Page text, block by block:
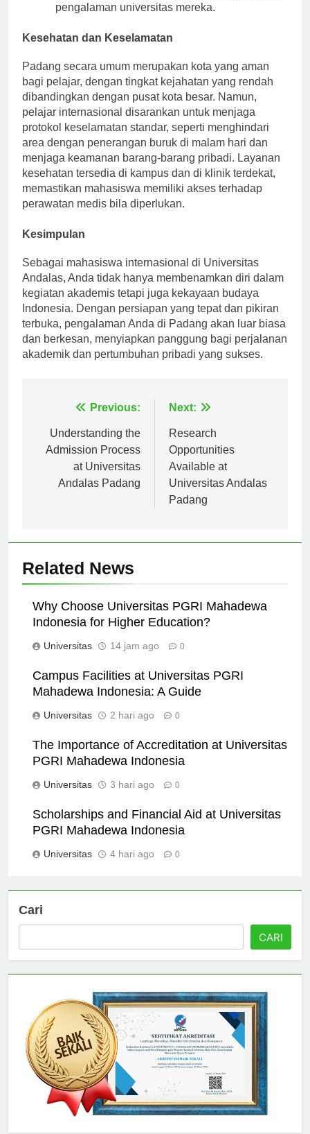
pengalaman universitas mereka.
Kesehatan dan Keselamatan
Padang secara umum merupakan kota yang aman
bagi pelajar, dengan tingkat kejahatan yang rendah
dibandingkan dengan pusat kota besar. Namun,
pelajar internasional disarankan untuk menjaga
protokol keselamatan standar, seperti menghindari
area dengan penerangan buruk di malam hari dan
menjaga keamanan barang-barang pribadi. Layanan
kesehatan tersedia di kampus dan di klinik terdekat,
memastikan mahasiswa memiliki akses terhadap
perawatan medis bila diperlukan.
Kesimpulan
Sebagai mahasiswa internasional di Universitas
Andalas, Anda tidak hanya membenamkan diri dalam
kegiatan akademis tetapi juga kekayaan budaya
Indonesia. Dengan persiapan yang tepat dan pikiran
terbuka, pengalaman Anda di Padang akan luar biasa
dan berkesan, menyiapkan panggung bagi perjalanan
akademik dan pertumbuhan pribadi yang sukses.
Navigasi
pos
Previous:
Understanding the
Admission Process
at Universitas
Andalas Padang
Next:
Research
Opportunities
Available at
Universitas Andalas
Padang
Related News
Why Choose Universitas PGRI Mahadewa
Indonesia for Higher Education?
Universitas 14 jam ago 0
Campus Facilities at Universitas PGRI
Mahadewa Indonesia: A Guide
Universitas 2 hari ago 0
The Importance of Accreditation at Universitas
PGRI Mahadewa Indonesia
Universitas 3 hari ago 0
Scholarships and Financial Aid at Universitas
PGRI Mahadewa Indonesia
Universitas 4 hari ago 0
Cari
CARI